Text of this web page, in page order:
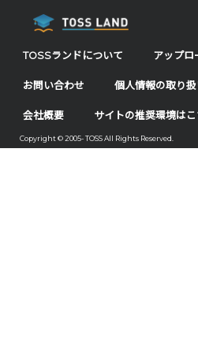
TOSSランドについて アップロ
お問い合わせ 個人情報の取り
会社概要 サイトの推奨環境はこ
Copyright © 2005- TOSS All Rights Reserved.